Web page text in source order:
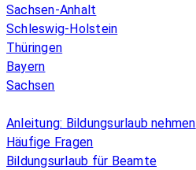
Sachsen-Anhalt
Schleswig-Holstein
Thüringen
Bayern
Sachsen
Anleitung: Bildungsurlaub nehmen
Häufige Fragen
Bildungsurlaub für Beamte